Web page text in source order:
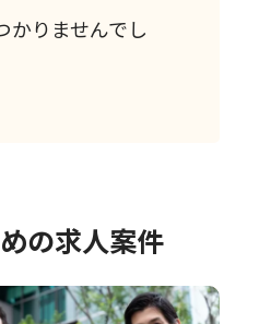
かりませんでし
の求人案件